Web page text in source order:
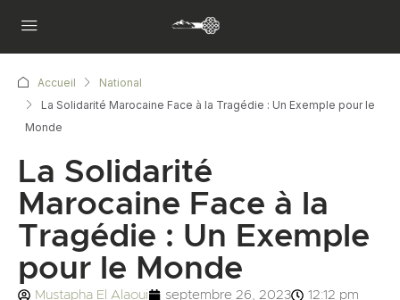
Accueil
National
La Solidarité Marocaine Face à la Tragédie : Un Exemple pour le
Monde
La Solidarité
Marocaine Face à la
Tragédie : Un Exemple
pour le Monde
Mustapha El Alaoui septembre 26, 2023 12:12 pm